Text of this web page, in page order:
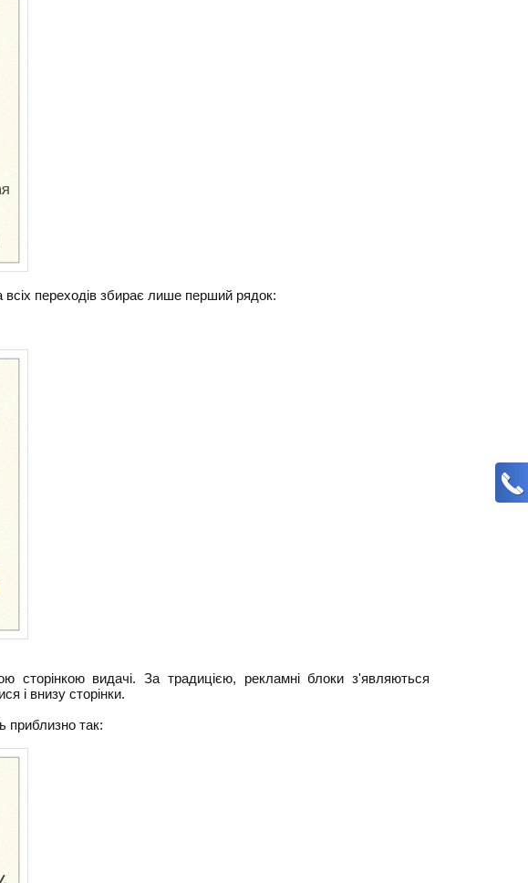
переходів збирає лише перший рядок:
сторінкою видачі. За традицією, рекламні блоки з'являються
і внизу сторінки.
приблизно так: